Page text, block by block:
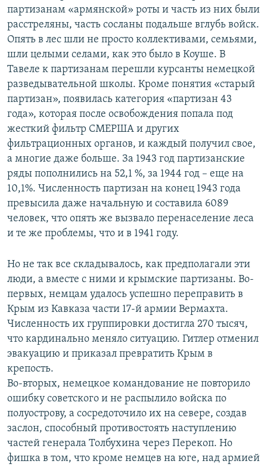
партизанам «армянской» роты и часть из них были
расстреляны, часть сосланы подальше вглубь войск.
Опять в лес шли не просто коллективами, семьями,
шли целыми селами, как это было в Коуше. В
Тавеле к партизанам перешли курсанты немецкой
разведывательной школы. Кроме понятия «старый
партизан», появилась категория «партизан 43
года», которая после освобождения попала под
жесткий фильтр СМЕРША и других
фильтрационных органов, и каждый получил свое,
а многие даже больше. За 1943 год партизанские
ряды пополнились на 52,1 %, за 1944 год – еще на
10,1%. Численность партизан на конец 1943 года
превысила даже начальную и составила 6089
человек, что опять же вызвало перенаселение леса
и те же проблемы, что и в 1941 году.
Но не так все складывалось, как предполагали эти
люди, а вместе с ними и крымские партизаны. Во-
первых, немцам удалось успешно переправить в
Крым из Кавказа части 17-й армии Вермахта.
Численность их группировки достигла 270 тысяч,
что кардинально меняло ситуацию. Гитлер отменил
эвакуацию и приказал превратить Крым в
крепость.
Во-вторых, немецкое командование не повторило
ошибку советского и не распылило войска по
полуострову, а сосредоточило их на севере, создав
заслон, способный противостоять наступлению
частей генерала Толбухина через Перекоп. Но
фишка в том, что кроме немцев на юге, над армией